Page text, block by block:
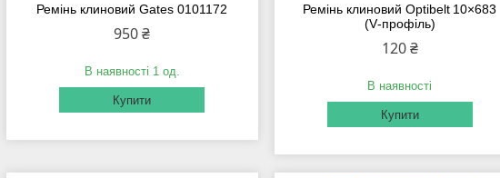
Ремінь клиновий Gates 0101172
950 ₴
В наявності 1 од.
Купити
Ремінь клиновий Optibelt 10×683
(V‑профіль)
120 ₴
В наявності
Купити